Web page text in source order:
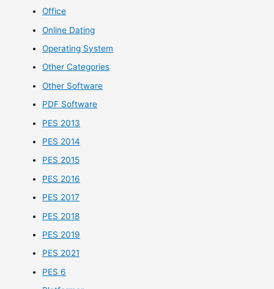
Office
Online Dating
Operating System
Other Categories
Other Software
PDF Software
PES 2013
PES 2014
PES 2015
PES 2016
PES 2017
PES 2018
PES 2019
PES 2021
PES 6